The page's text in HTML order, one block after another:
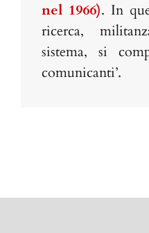
nel 1966). In
ricerca,
sistema, si
comunicanti’.